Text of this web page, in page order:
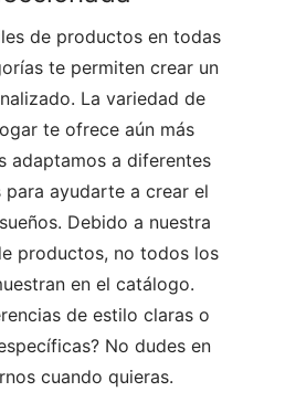
de productos en todas
te permiten crear un
La variedad de
te ofrece aún más
adaptamos a diferentes
para ayudarte a crear el
Debido a nuestra
productos, no todos los
en el catálogo.
de estilo claras o
No dudes en
cuando quieras.